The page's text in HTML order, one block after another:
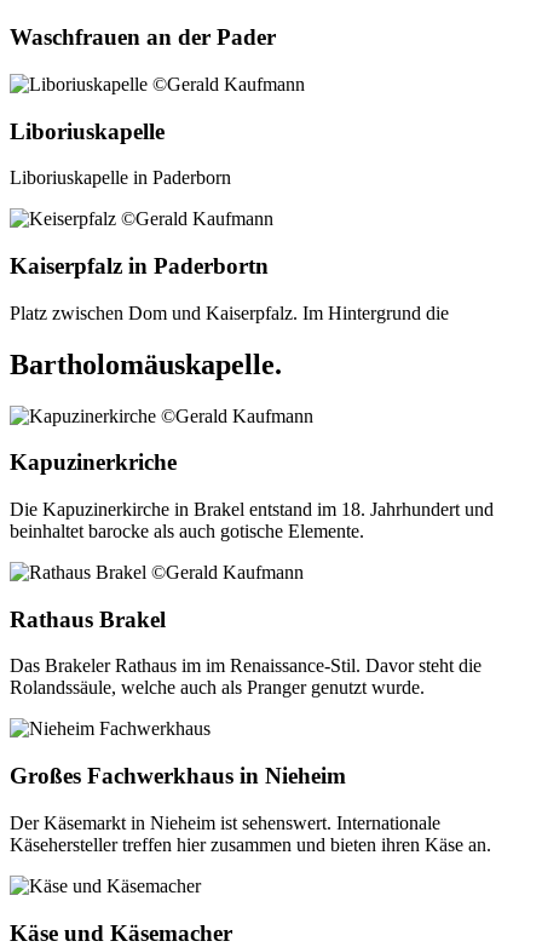
Waschfrauen an der Pader
Liboriuskapelle
Liboriuskapelle in Paderborn
Kaiserpfalz in Paderbortn
Platz zwischen Dom und Kaiserpfalz. Im Hintergrund die
Bartholomäuskapelle.
Kapuzinerkriche
Die Kapuzinerkirche in Brakel entstand im 18. Jahrhundert und
beinhaltet barocke als auch gotische Elemente.
Rathaus Brakel
Das Brakeler Rathaus im im Renaissance-Stil. Davor steht die
Rolandssäule, welche auch als Pranger genutzt wurde.
Großes Fachwerkhaus in Nieheim
Der Käsemarkt in Nieheim ist sehenswert. Internationale
Käsehersteller treffen hier zusammen und bieten ihren Käse an.
Käse und Käsemacher